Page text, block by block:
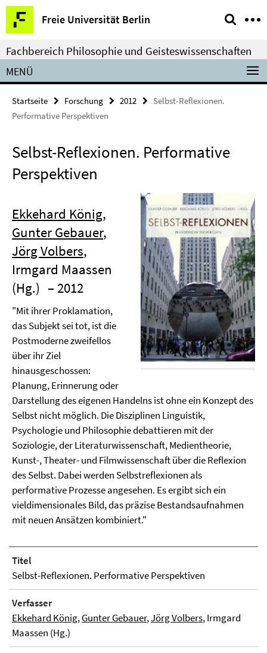
Springe
direkt
zu
Inhalt
Freie Universität Berlin
Service-
Navigation
Fachbereich Philosophie und Geisteswissenschaften
MENÜ
Startseite Forschung 2012
Selbst-Reflexionen.
Performative Perspektiven
Selbst-Reflexionen. Performative
Perspektiven
Ekkehard König,
Gunter Gebauer,
Jörg Volbers,
Irmgard Maassen
(Hg.) – 2012
"Mit ihrer Proklamation,
das Subjekt sei tot, ist die
Postmoderne zweifellos
über ihr Ziel
hinausgeschossen:
Planung, Erinnerung oder
Darstellung des eigenen Handelns ist ohne ein Konzept des
Selbst nicht möglich. Die Disziplinen Linguistik,
Psychologie und Philosophie debattieren mit der
Soziologie, der Literaturwissenschaft, Medientheorie,
Kunst-, Theater- und Filmwissenschaft über die Reflexion
des Selbst. Dabei werden Selbstreflexionen als
performative Prozesse angesehen. Es ergibt sich ein
vieldimensionales Bild, das präzise Bestandsaufnahmen
mit neuen Ansätzen kombiniert."
Titel
Selbst-Reflexionen. Performative Perspektiven
Verfasser
Ekkehard König,Gunter Gebauer,Jörg Volbers, Irmgard
Maassen (Hg.)